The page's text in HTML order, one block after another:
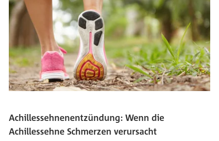
Achillessehnenentzündung: Wenn die
Achillessehne Schmerzen verursacht